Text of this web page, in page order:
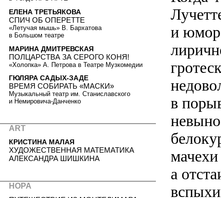
и
в
а
ЕЛЕНА ТРЕТЬЯКОВА
СПИЧ ОБ ОПЕРЕТТЕ
«Летучая мышь» В. Бархатова
в Большом театре
МАРИНА ДМИТРЕВСКАЯ
ПОЛЦАРСТВА ЗА СЕРОГО КОНЯ!
«Холопка» А. Петрова в Театре Музкомедии
ГЮЛЯРА САДЫХ-ЗАДЕ
ВРЕМЯ СОБИРАТЬ «МАСКИ»
Музыкальный театр им. Станиславского
и Немировича-Данченко
ART
КРИСТИНА МАЛАЯ
ХУДОЖЕСТВЕННАЯ МАТЕМАТИКА
АЛЕКСАНДРА ШИШКИНА
НОРА